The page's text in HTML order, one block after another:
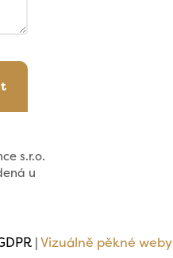
s.r.o.
u
|Vizuálně pěkné weby